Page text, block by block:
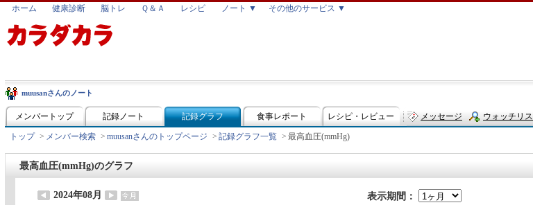
ホーム 健康診断 脳トレ Ｑ＆Ａ レシピ ノート ▼ その他のサービス ▼
muusanさんのノート
メンバートップ 記録ノート 記録グラフ 食事レポート レシピ・レビュー メッセージ ウォッチリス
トップ > メンバー検索 > muusanさんのトップページ > 記録グラフ一覧 > 最高血圧(mmHg)
最高血圧(mmHg)のグラフ
2024年08月 表示期間：